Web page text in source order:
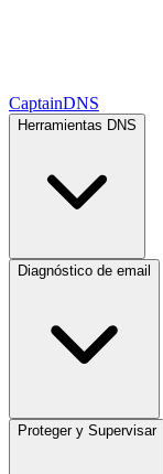
CaptainDNS
Herramientas DNS
Diagnóstico de email
Proteger y Supervisar